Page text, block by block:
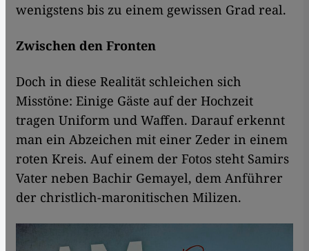
wenigstens bis zu einem gewissen Grad real.
Zwischen den Fronten
Doch in diese Realität schleichen sich
Misstöne: Einige Gäste auf der Hochzeit
tragen Uniform und Waffen. Darauf erkennt
man ein Abzeichen mit einer Zeder in einem
roten Kreis. Auf einem der Fotos steht Samirs
Vater neben Bachir Gemayel, dem Anführer
der christlich-maronitischen Milizen.